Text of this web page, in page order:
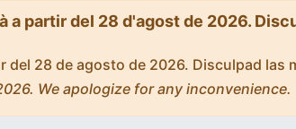
partir del 28 d'agost de 2026.
28 de agosto de 2026. Disculpad las
We apologize for any inconvenience.